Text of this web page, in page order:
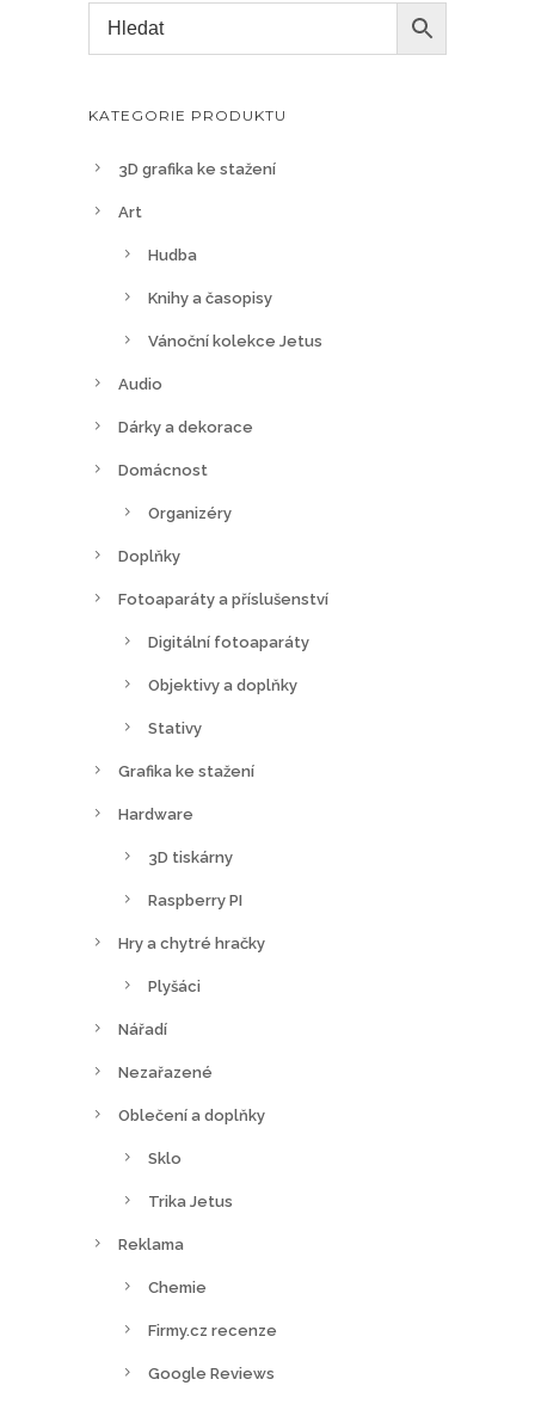
KATEGORIE PRODUKTU
3D grafika ke stažení
Art
Hudba
Knihy a časopisy
Vánoční kolekce Jetus
Audio
Dárky a dekorace
Domácnost
Organizéry
Doplňky
Fotoaparáty a příslušenství
Digitální fotoaparáty
Objektivy a doplňky
Stativy
Grafika ke stažení
Hardware
3D tiskárny
Raspberry PI
Hry a chytré hračky
Plyšáci
Nářadí
Nezařazené
Oblečení a doplňky
Sklo
Trika Jetus
Reklama
Chemie
Firmy.cz recenze
Google Reviews